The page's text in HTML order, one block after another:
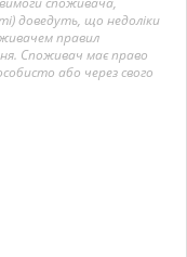
доведуть, що недоліки
правил
Споживач має право
або через свого